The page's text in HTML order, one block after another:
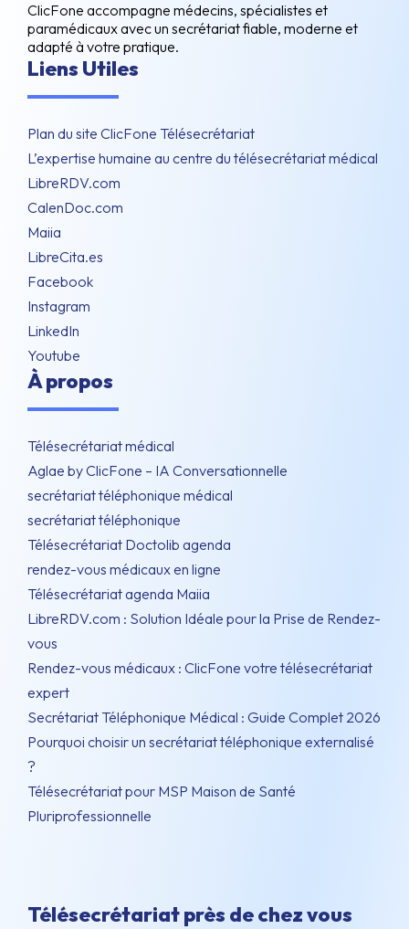
ClicFone accompagne médecins, spécialistes et
paramédicaux avec un secrétariat fiable, moderne et
adapté à votre pratique.
Liens Utiles
Plan du site ClicFone Télésecrétariat
L’expertise humaine au centre du télésecrétariat médical
LibreRDV.com
CalenDoc.com
Maiia
LibreCita.es
Facebook
Instagram
LinkedIn
Youtube
À propos
Télésecrétariat médical
Aglae by ClicFone – IA Conversationnelle
secrétariat téléphonique médical
secrétariat téléphonique
Télésecrétariat Doctolib agenda
rendez-vous médicaux en ligne
Télésecrétariat agenda Maiia
LibreRDV.com : Solution Idéale pour la Prise de Rendez-
vous
Rendez-vous médicaux : ClicFone votre télésecrétariat
expert
Secrétariat Téléphonique Médical : Guide Complet 2026
Pourquoi choisir un secrétariat téléphonique externalisé
?
Télésecrétariat pour MSP Maison de Santé
Pluriprofessionnelle
Télésecrétariat près de chez vous